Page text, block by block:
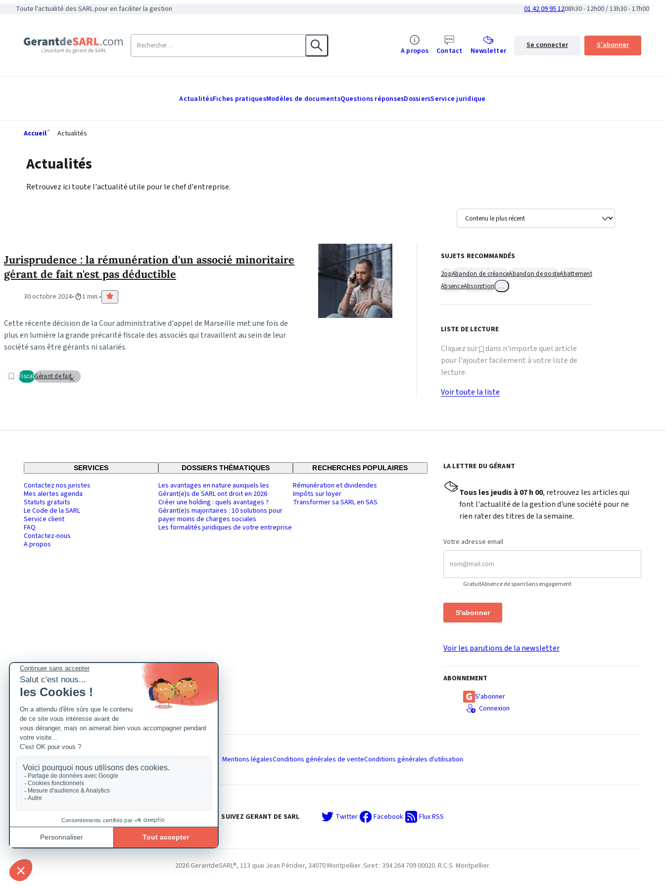
Toute l'actualité des SARL pour en faciliter la gestion 01 42 09 95 1208h30 - 12h00 / 13h30 - 17h00
A propos Contact Newsletter
Se connecter S'abonner
ActualitésFiches pratiquesModèles de documentsQuestions réponsesDossiersService juridique
Accueil Actualités
Actualités
Retrouvez ici toute l'actualité utile pour le chef d'entreprise.
Jurisprudence : la rémunération d'un associé minoritaire
gérant de fait n'est pas déductible
30 octobre 2024 1 min.
Cette récente décision de la Cour administrative d'appel de Marseille met une fois de
plus en lumière la grande précarité fiscale des associés qui travaillent au sein de leur
société sans être gérants ni salariés.
FiscalGérant de fait
SUJETS RECOMMANDÉS
2opAbandon de créanceAbandon de posteAbattement
AbsenceAbsorption
LISTE DE LECTURE
Cliquez sur
dans n'importe quel article
pour l'ajouter facilement à votre liste de
lecture.
Voir toute la liste
SERVICES
Contactez nos juristes
Mes alertes agenda
Statuts gratuits
Le Code de la SARL
Service client
FAQ
Contactez-nous
A propos
DOSSIERS THÉMATIQUES
Les avantages en nature auxquels les
Gérant(e)s de SARL ont droit en 2026
Créer une holding : quels avantages ?
Gérant(e)s majoritaires : 10 solutions pour
payer moins de charges sociales
Les formalités juridiques de votre entreprise
RECHERCHES POPULAIRES
Rémunération et dividendes
Impôts sur loyer
Transformer sa SARL en SAS
LA LETTRE DU GÉRANT
Tous les jeudis à 07 h 00, retrouvez les articles qui
font l'actualité de la gestion d'une société pour ne
rien rater des titres de la semaine.
Votre adresse email
GratuitAbsence de spamSans engagement
S'abonner
Voir les parutions de la newsletter
ABONNEMENT
S'abonner
Connexion
Mentions légalesConditions générales de venteConditions générales d'utilisation
SUIVEZ GERANT DE SARL Twitter Facebook Flux RSS
2026 GerantdeSARL®, 113 quai Jean Péridier, 34070 Montpellier. Siret : 394 264 709 00020. R.C.S. Montpellier.